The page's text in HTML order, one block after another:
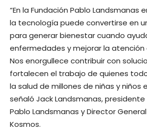
“En la Fundación Pablo Landsmanas
la tecnología puede convertirse en
para generar bienestar cuando
enfermedades y mejorar la atención
Nos enorgullece contribuir con
fortalecen el trabajo de quienes
la salud de millones de niñas y niños
señaló Jack Landsmanas, presidente
Pablo Landsmanas y Director
Kosmos.